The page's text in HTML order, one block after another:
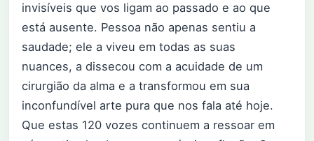
invisíveis que vos ligam ao passado e ao que
está ausente. Pessoa não apenas sentiu a
saudade; ele a viveu em todas as suas
nuances, a dissecou com a acuidade de um
cirurgião da alma e a transformou em sua
inconfundível arte pura que nos fala até hoje.
Que estas 120 vozes continuem a ressoar em